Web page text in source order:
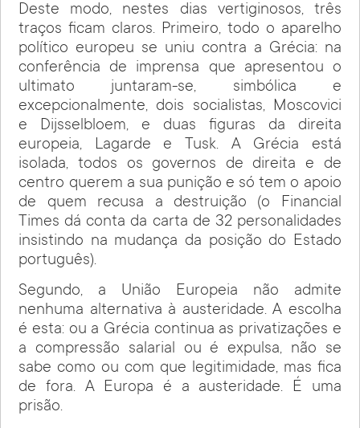
Deste modo, nestes dias vertiginosos, três
traços ficam claros. Primeiro, todo o aparelho
político europeu se uniu contra a Grécia: na
conferência de imprensa que apresentou o
ultimato juntaram-se, simbólica e
excepcionalmente, dois socialistas, Moscovici
e Dijsselbloem, e duas figuras da direita
europeia, Lagarde e Tusk. A Grécia está
isolada, todos os governos de direita e de
centro querem a sua punição e só tem o apoio
de quem recusa a destruição (o Financial
Times dá conta da carta de 32 personalidades
insistindo na mudança da posição do Estado
português).
Segundo, a União Europeia não admite
nenhuma alternativa à austeridade. A escolha
é esta: ou a Grécia continua as privatizações e
a compressão salarial ou é expulsa, não se
sabe como ou com que legitimidade, mas fica
de fora. A Europa é a austeridade. É uma
prisão.